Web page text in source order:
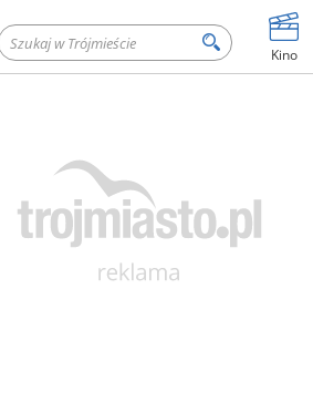
Kino